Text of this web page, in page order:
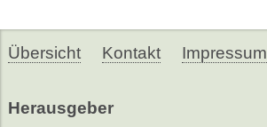
Übersicht Kontakt Impressum
Herausgeber